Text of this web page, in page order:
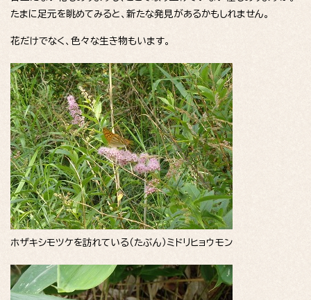
たまに足元を眺めてみると、新たな発見があるかもしれません。
花だけでなく、色々な生き物もいます。
ホザキシモツケを訪れている（たぶん）ミドリヒョウモン